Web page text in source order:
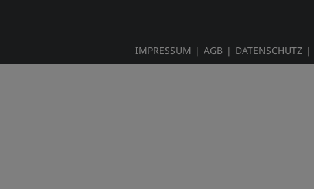
IMPRESSUM | AGB | DATENSCHUTZ |